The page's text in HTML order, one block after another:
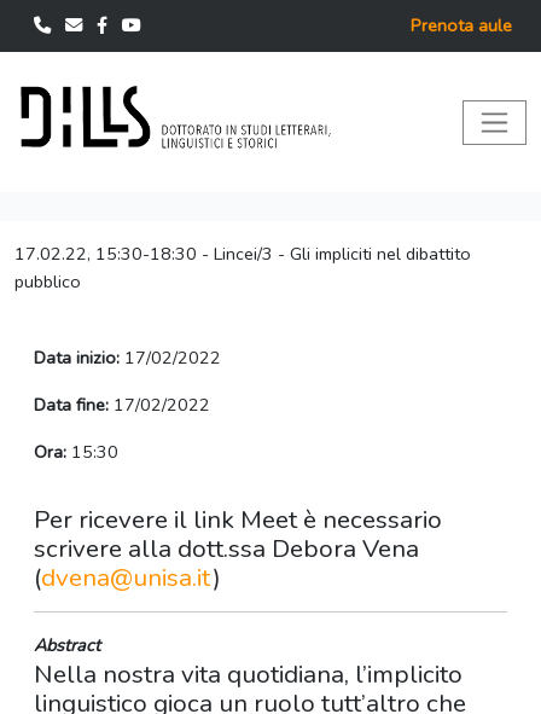
Prenota aule
17.02.22, 15:30-18:30 - Lincei/3 - Gli impliciti nel dibattito
pubblico
Data inizio: 17/02/2022
Data fine: 17/02/2022
Ora: 15:30
Per ricevere il link Meet è necessario
scrivere alla dott.ssa Debora Vena
(dvena@unisa.it)
Abstract
Nella nostra vita quotidiana, l’implicito
linguistico gioca un ruolo tutt’altro che